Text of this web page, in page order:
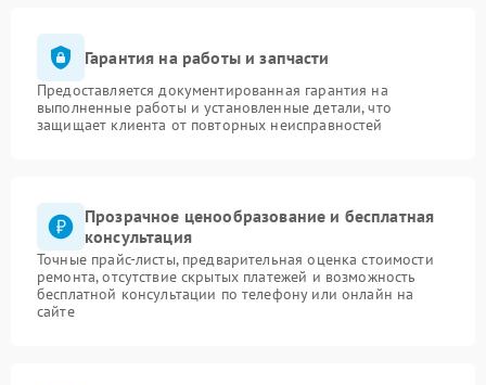
Гарантия на работы и запчасти
Предоставляется документированная гарантия на
выполненные работы и установленные детали, что
защищает клиента от повторных неисправностей
Прозрачное ценообразование и бесплатная
консультация
Точные прайс-листы, предварительная оценка стоимости
ремонта, отсутствие скрытых платежей и возможность
бесплатной консультации по телефону или онлайн на
сайте